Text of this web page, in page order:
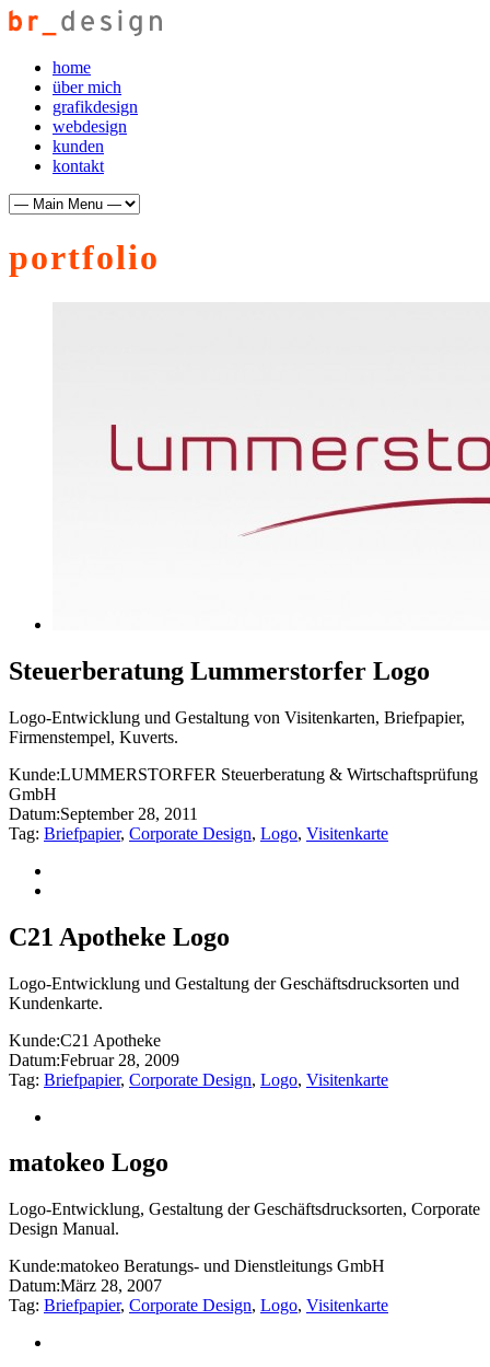
home
über mich
grafikdesign
webdesign
kunden
kontakt
portfolio
Steuerberatung Lummerstorfer Logo
Logo-Entwicklung und Gestaltung von Visitenkarten, Briefpapier,
Firmenstempel, Kuverts.
Kunde:LUMMERSTORFER Steuerberatung & Wirtschaftsprüfung
GmbH
Datum:September 28, 2011
Tag: Briefpapier, Corporate Design, Logo, Visitenkarte
C21 Apotheke Logo
Logo-Entwicklung und Gestaltung der Geschäftsdrucksorten und
Kundenkarte.
Kunde:C21 Apotheke
Datum:Februar 28, 2009
Tag: Briefpapier, Corporate Design, Logo, Visitenkarte
matokeo Logo
Logo-Entwicklung, Gestaltung der Geschäftsdrucksorten, Corporate
Design Manual.
Kunde:matokeo Beratungs- und Dienstleitungs GmbH
Datum:März 28, 2007
Tag: Briefpapier, Corporate Design, Logo, Visitenkarte